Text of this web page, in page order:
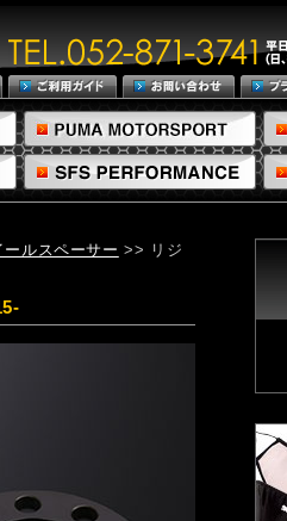
ールスペーサー >> リジ